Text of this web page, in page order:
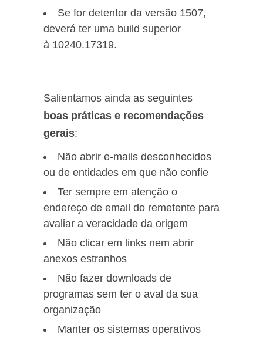
Se for detentor da versão 1507,
deverá ter uma build superior
à 10240.17319.
Salientamos ainda as seguintes
boas práticas e recomendações
gerais:
Não abrir e-mails desconhecidos
ou de entidades em que não confie
Ter sempre em atenção o
endereço de email do remetente para
avaliar a veracidade da origem
Não clicar em links nem abrir
anexos estranhos
Não fazer downloads de
programas sem ter o aval da sua
organização
Manter os sistemas operativos